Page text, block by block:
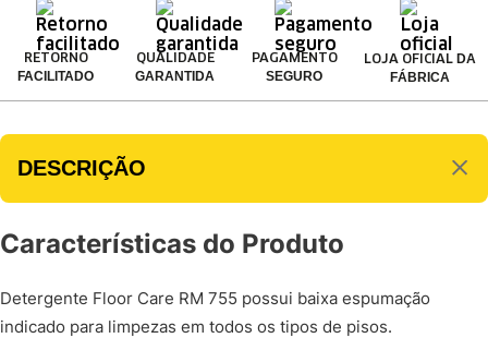
RETORNO
FACILITADO
QUALIDADE
GARANTIDA
PAGAMENTO
SEGURO
LOJA OFICIAL DA
FÁBRICA
DESCRIÇÃO
Características do Produto
Detergente Floor Care RM 755 possui baixa espumação
indicado para limpezas em todos os tipos de pisos.